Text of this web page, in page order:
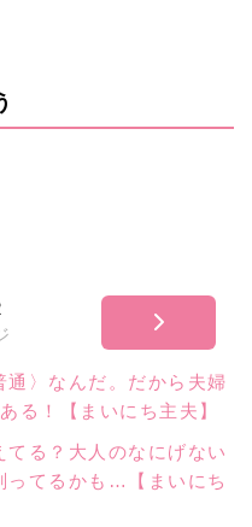
通〉なんだ。だから夫婦
る！【まいにち主夫】
る？大人のなにげない
ってるかも…【まいにち